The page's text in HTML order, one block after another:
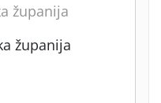
županija
županija